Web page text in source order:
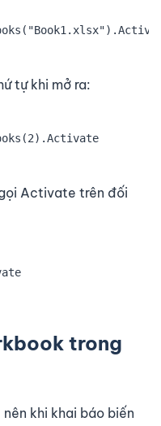
tự khi mở ra:
Activate trên đối
trong
khi khai báo biến